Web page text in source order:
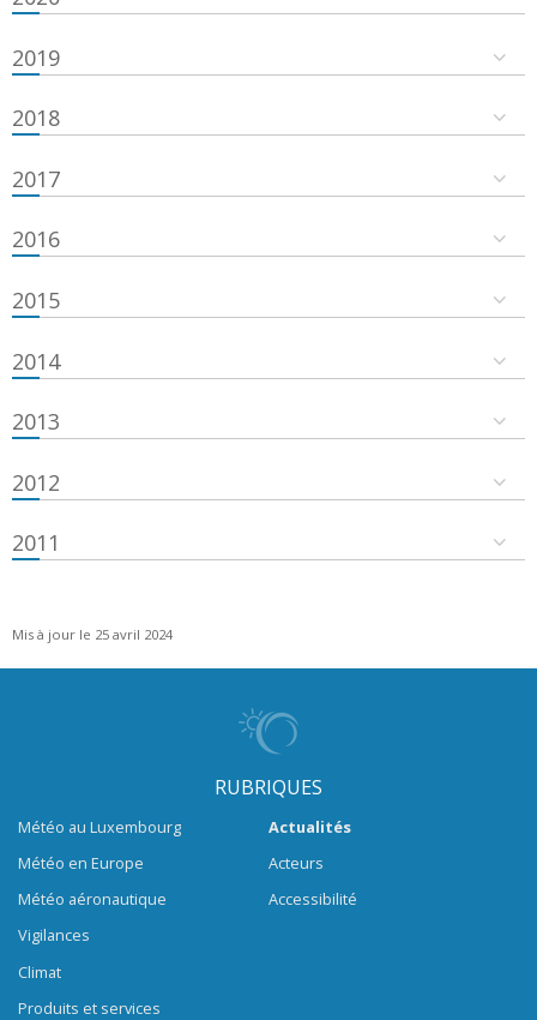
2019
2018
2017
2016
2015
2014
2013
2012
2011
Mis à jour le 25 avril 2024
RUBRIQUES
Météo au Luxembourg
Météo en Europe
Météo aéronautique
Vigilances
Climat
Produits et services
Actualités
Acteurs
Accessibilité